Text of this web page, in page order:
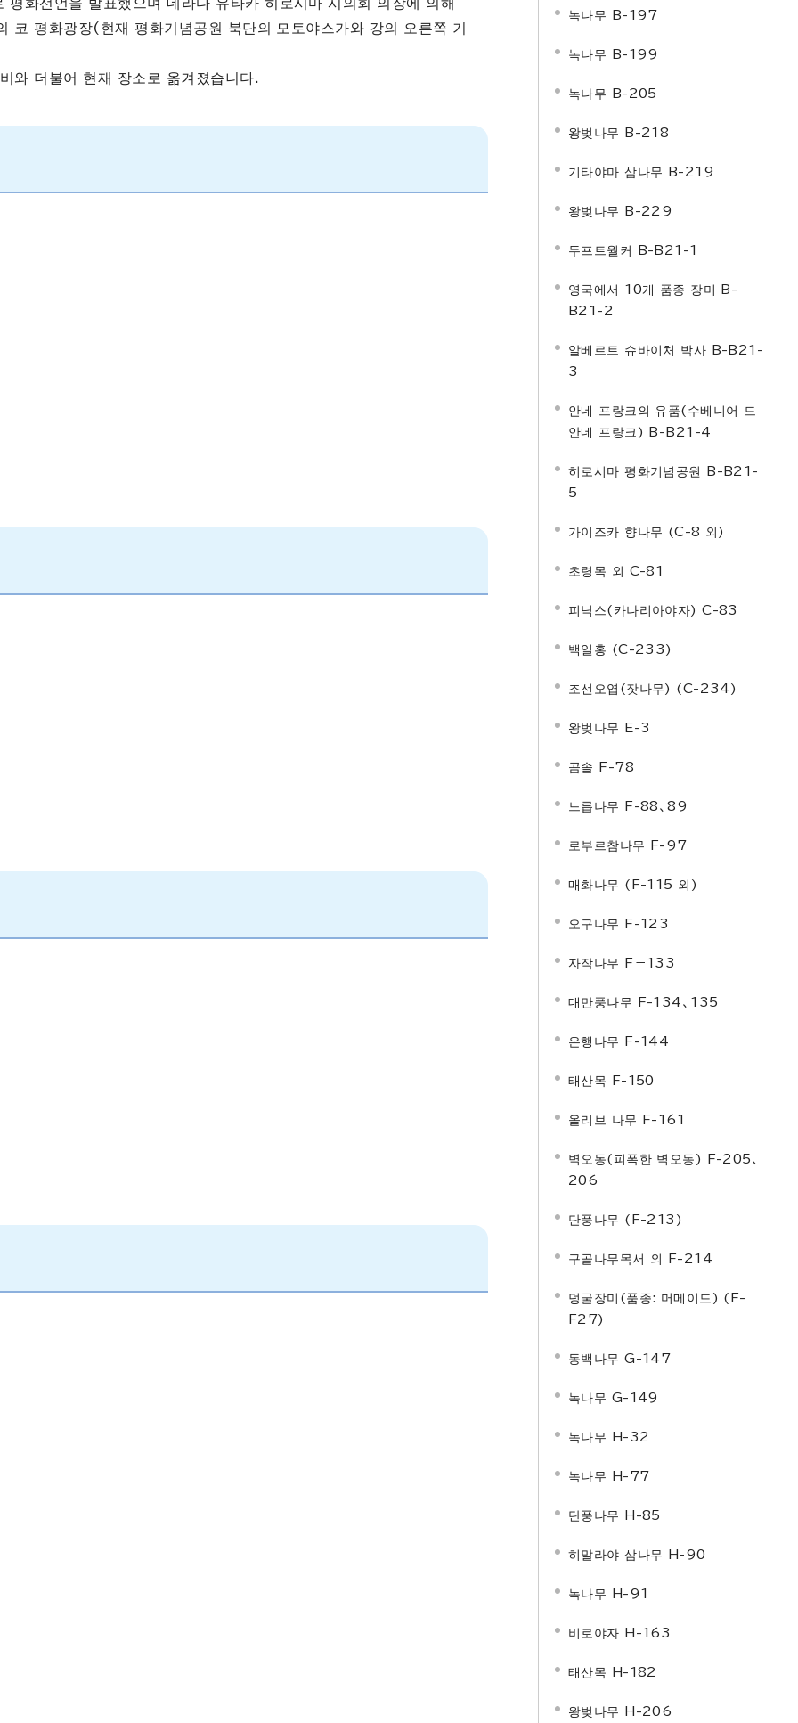
코 평화광장(현재 평화기념공원 북단의 모토야스가와 강의 오른쪽 기
와 더불어 현재 장소로 옮겨졌습니다.
녹나무 B-197
녹나무 B-199
녹나무 B-205
왕벚나무 B-218
기타야마 삼나무 B-219
왕벚나무 B-229
두프트월커 B-B21-1
영국에서 10개 품종 장미 B-
B21-2
알베르트 슈바이처 박사 B-B21-
3
안네 프랑크의 유품(수베니어 드
안네 프랑크) B-B21-4
히로시마 평화기념공원 B-B21-
5
가이즈카 향나무 (C-8 외)
초령목 외 C-81
피닉스(카나리아야자) C-83
백일홍 (C-233)
조선오엽(잣나무) (C-234)
왕벚나무 E-3
곰솔 F-78
느릅나무 F-88、89
로부르참나무 F-97
매화나무 (F-115 외)
오구나무 F-123
자작나무 F－133
대만풍나무 F-134、135
은행나무 F-144
태산목 F-150
올리브 나무 F-161
벽오동(피폭한 벽오동) F-205、
206
단풍나무 (F-213)
구골나무목서 외 F-214
덩굴장미(품종: 머메이드) (F-
F27)
동백나무 G-147
녹나무 G-149
녹나무 H-32
녹나무 H-77
단풍나무 H-85
히말라야 삼나무 H-90
녹나무 H-91
비로야자 H-163
태산목 H-182
왕벚나무 H-206